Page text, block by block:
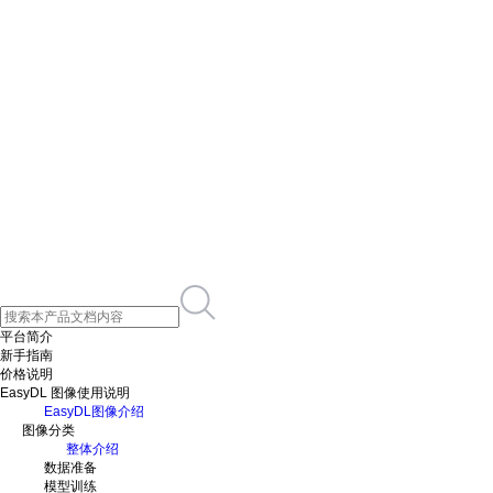
平台简介
新手指南
价格说明
EasyDL 图像使用说明
EasyDL图像介绍
图像分类
整体介绍
数据准备
模型训练